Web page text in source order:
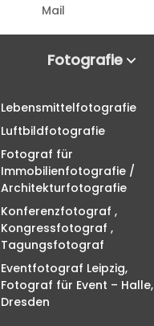
Mail
Fotografie
Lebensmittelfotografie
Luftbildfotografie
Fotograf für
Immobilienfotografie /
Architekturfotografie
Konferenzfotograf ,
Kongressfotograf ,
Tagungsfotograf
Eventfotograf Leipzig,
Fotograf für Event – Halle,
Dresden